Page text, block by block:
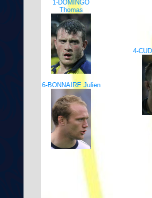
1-DOMINGO
Thomas
4-
6-BONNAIRE Julien